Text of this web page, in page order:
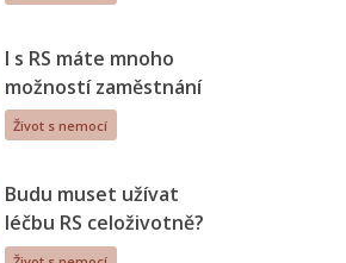
I s RS máte mnoho
možností zaměstnání
Život s nemocí
Budu muset užívat
léčbu RS celoživotně?